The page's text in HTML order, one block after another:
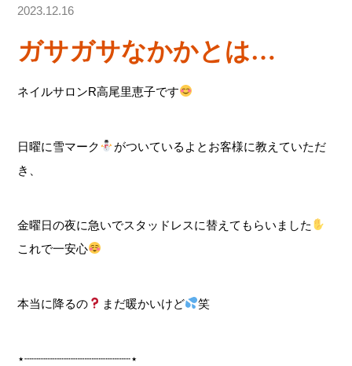
2023.12.16
ガサガサなかかとは…
ネイルサロンR高尾里恵子です
日曜に雪マーク
がついているよとお客様に教えていただ
き、
金曜日の夜に急いでスタッドレスに替えてもらいました
これで一安心
本当に降るの まだ暖かいけど 笑
⋆┈┈┈┈┈┈┈┈┈┈┈┈┈┈┈⋆